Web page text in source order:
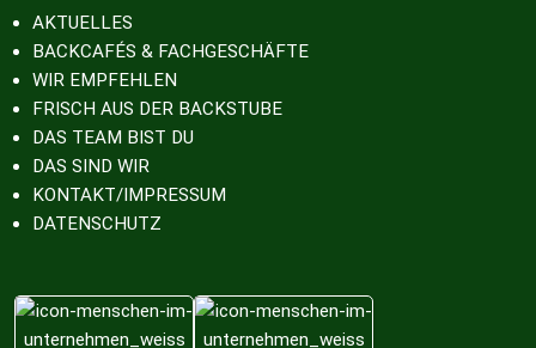
AKTUELLES
BACKCAFÉS & FACHGESCHÄFTE
WIR EMPFEHLEN
FRISCH AUS DER BACKSTUBE
DAS TEAM BIST DU
DAS SIND WIR
KONTAKT/IMPRESSUM
DATENSCHUTZ